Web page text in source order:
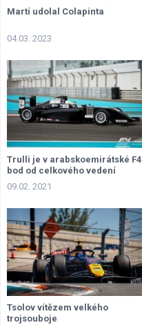
Martí udolal Colapinta
04.03. 2023
Trulli je v arabskoemirátské F4
bod od celkového vedení
09.02. 2021
Tsolov vítězem velkého
trojsouboje